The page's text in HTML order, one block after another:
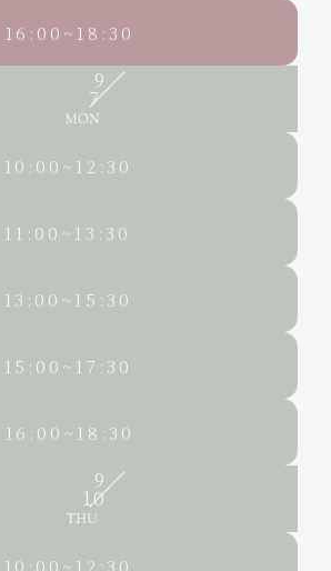
16:00~18:30
9
7
10:00~12:30
11:00~13:30
13:00~15:30
15:00~17:30
16:00~18:30
9
10
10:00~12:30